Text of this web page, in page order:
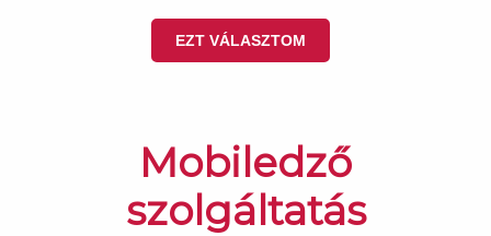
EZT VÁLASZTOM
Mobiledző
szolgáltatás